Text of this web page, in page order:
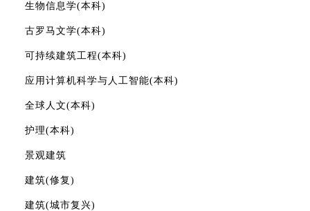
生物信息学(本科)
古罗马文学(本科)
可持续建筑工程(本科)
应用计算机科学与人工智能(本科)
全球人文(本科)
护理(本科)
景观建筑
建筑(修复)
建筑(城市复兴)